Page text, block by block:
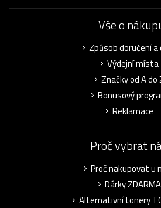
Vše o
Způsob doručení a
Výdejní místa
Značky od A do
Bonusový
Reklamace
Proč vybrat
Proč nakupovat u
Dárky ZDARMA
Alternativní tonery